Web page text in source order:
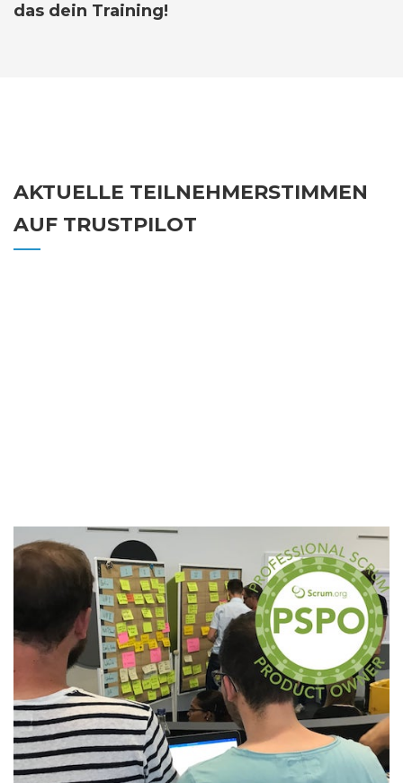
das dein Training!
AKTUELLE TEILNEHMERSTIMMEN
AUF TRUSTPILOT